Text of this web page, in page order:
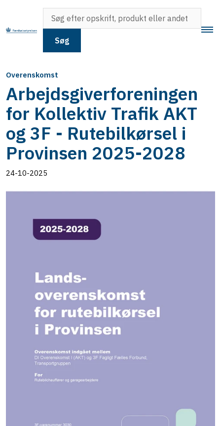
Søg
Overenskomst
Arbejdsgiverforeningen
for Kollektiv Trafik AKT
og 3F - Rutebilkørsel i
Provinsen 2025-2028
24-10-2025